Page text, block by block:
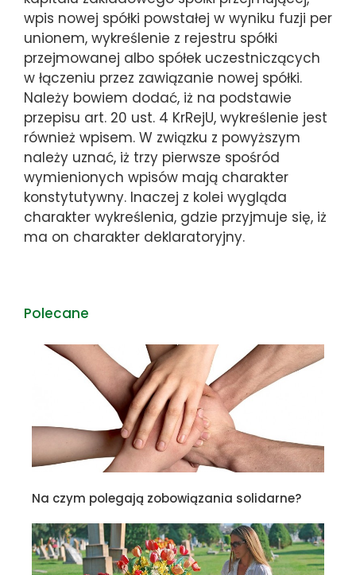
wpis nowej spółki powstałej w wyniku fuzji per
unionem, wykreślenie z rejestru spółki
przejmowanej albo spółek uczestniczących
w łączeniu przez zawiązanie nowej spółki.
Należy bowiem dodać, iż na podstawie
przepisu art. 20 ust. 4 KrRejU, wykreślenie jest
również wpisem. W związku z powyższym
należy uznać, iż trzy pierwsze spośród
wymienionych wpisów mają charakter
konstytutywny. Inaczej z kolei wygląda
charakter wykreślenia, gdzie przyjmuje się, iż
ma on charakter deklaratoryjny.
Polecane
Na czym polegają zobowiązania solidarne?